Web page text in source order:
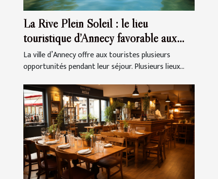
La Rive Plein Soleil : le lieu
touristique d’Annecy favorable aux
affaires
La ville d’Annecy offre aux touristes plusieurs
opportunités pendant leur séjour. Plusieurs lieux...